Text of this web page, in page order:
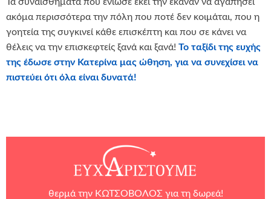
ακόμα περισσότερα την πόλη που ποτέ δεν κοιμάται, που η
γοητεία της συγκινεί κάθε επισκέπτη και που σε κάνει να
θέλεις να την επισκεφτείς ξανά και ξανά! Το ταξίδι της ευχής
της έδωσε στην Κατερίνα μας ώθηση, για να συνεχίσει να
πιστεύει ότι όλα είναι δυνατά!
θερμά την ΚΩΤΣΟΒΟΛΟΣ για τη δωρεά!